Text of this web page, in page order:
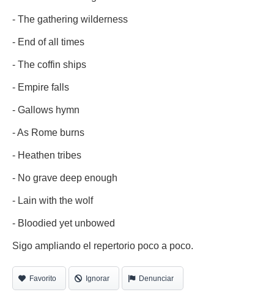
- The gathering wilderness
- End of all times
- The coffin ships
- Empire falls
- Gallows hymn
- As Rome burns
- Heathen tribes
- No grave deep enough
- Lain with the wolf
- Bloodied yet unbowed
Sigo ampliando el repertorio poco a poco.
Favorito Ignorar Denunciar